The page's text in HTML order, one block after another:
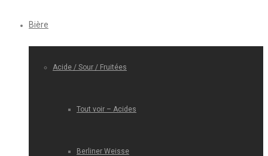
Bière
Acide / Sour / Fruitées
Tout voir – Acides
Berliner Weisse